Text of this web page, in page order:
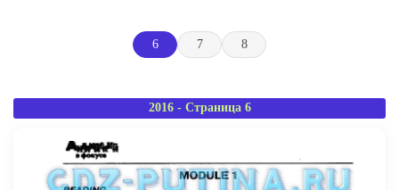
6 7 8
2016 - Страница 6